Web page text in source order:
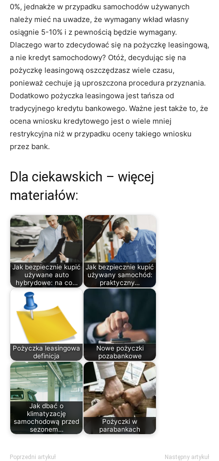
0%, jednakże w przypadku samochodów używanych
należy mieć na uwadze, że wymagany wkład własny
osiągnie 5-10% i z pewnością będzie wymagany.
Dlaczego warto zdecydować się na pożyczkę leasingową,
a nie kredyt samochodowy? Otóż, decydując się na
pożyczkę leasingową oszczędzasz wiele czasu,
ponieważ cechuje ją uproszczona procedura przyznania.
Dodatkowo pożyczka leasingowa jest tańsza od
tradycyjnego kredytu bankowego. Ważne jest także to, że
ocena wniosku kredytowego jest o wiele mniej
restrykcyjna niż w przypadku oceny takiego wniosku
przez bank.
Dla ciekawskich – więcej
materiałów:
Jak bezpiecznie kupić
używane auto
hybrydowe: na co…
Jak bezpiecznie kupić
używany samochód:
praktyczny…
Pożyczka leasingowa
definicja
Nowe pożyczki
pozabankowe
Jak dbać o
klimatyzację
samochodową przed
sezonem…
Pożyczki w
parabankach
Poprzedni artykuł Następny artykuł